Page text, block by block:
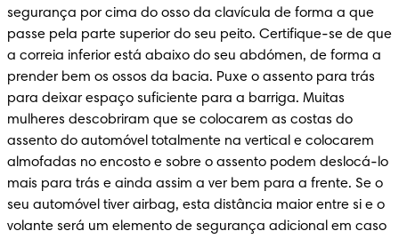
segurança por cima do osso da clavícula de forma a que
passe pela parte superior do seu peito. Certifique-se de que
a correia inferior está abaixo do seu abdómen, de forma a
prender bem os ossos da bacia. Puxe o assento para trás
para deixar espaço suficiente para a barriga. Muitas
mulheres descobriram que se colocarem as costas do
assento do automóvel totalmente na vertical e colocarem
almofadas no encosto e sobre o assento podem deslocá-lo
mais para trás e ainda assim a ver bem para a frente. Se o
seu automóvel tiver airbag, esta distância maior entre si e o
volante será um elemento de segurança adicional em caso